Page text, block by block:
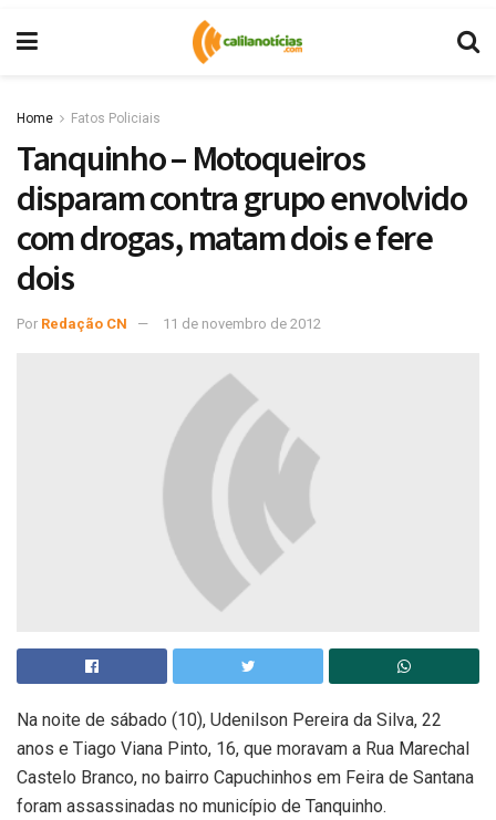
Home Fatos Policiais
Tanquinho – Motoqueiros
disparam contra grupo envolvido
com drogas, matam dois e fere
dois
Por Redação CN 11 de novembro de 2012
Na noite de sábado (10), Udenilson Pereira da Silva, 22
anos e Tiago Viana Pinto, 16, que moravam a Rua Marechal
Castelo Branco, no bairro Capuchinhos em Feira de Santana
foram assassinadas no município de Tanquinho.